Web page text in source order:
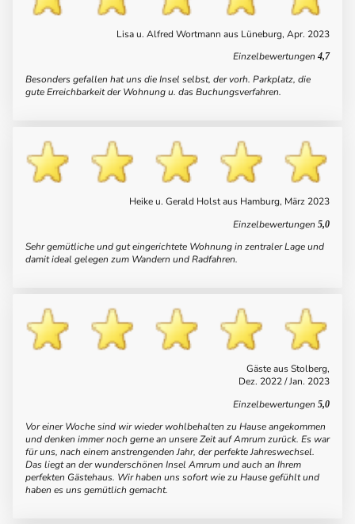
Lisa u. Alfred Wortmann aus Lüneburg, Apr. 2023
Einzelbewertungen 4,7
Besonders gefallen hat uns die Insel selbst, der vorh. Parkplatz, die
gute Erreichbarkeit der Wohnung u. das Buchungsverfahren.
Heike u. Gerald Holst aus Hamburg, März 2023
Einzelbewertungen 5,0
Sehr gemütliche und gut eingerichtete Wohnung in zentraler Lage und
damit ideal gelegen zum Wandern und Radfahren.
Gäste aus Stolberg,
Dez. 2022 / Jan. 2023
Einzelbewertungen 5,0
Vor einer Woche sind wir wieder wohlbehalten zu Hause angekommen
und denken immer noch gerne an unsere Zeit auf Amrum zurück. Es war
für uns, nach einem anstrengenden Jahr, der perfekte Jahreswechsel.
Das liegt an der wunderschönen Insel Amrum und auch an Ihrem
perfekten Gästehaus. Wir haben uns sofort wie zu Hause gefühlt und
haben es uns gemütlich gemacht.